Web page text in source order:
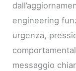
engineering
urgenza,
messaggio